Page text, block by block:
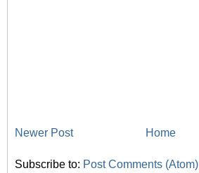
Newer Post Home
Subscribe to: Post Comments (Atom)